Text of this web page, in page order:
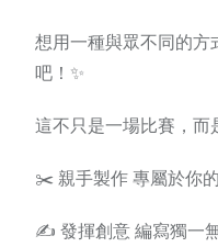
想用一種與眾不同的方
吧！✨
這不只是一場比賽，而
✂️ 親手製作 專屬於你
✍️ 發揮創意 編寫獨一